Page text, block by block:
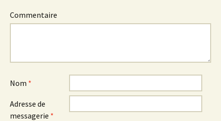
Commentaire
Nom *
Adresse de
messagerie *